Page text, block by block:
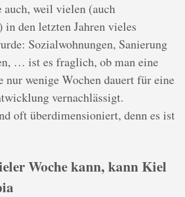
auch, weil vielen (auch
den letzten Jahren vieles
Sozialwohnungen, Sanierung
… ist es fraglich, ob man eine
nur wenige Wochen dauert für eine
vernachlässigt.
oft überdimensioniert, denn es ist
Woche kann, kann Kiel